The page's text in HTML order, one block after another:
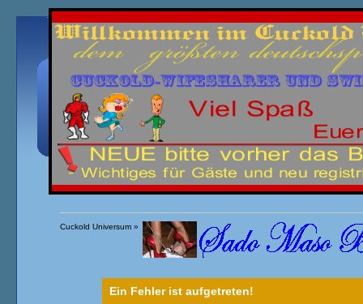
Übersicht Kalender Einloggen Registrieren
Cuckold Universum»
Ein Fehler ist aufgetreten!